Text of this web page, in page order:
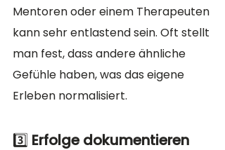
Mentoren oder einem Therapeuten
kann sehr entlastend sein. Oft stellt
man fest, dass andere ähnliche
Gefühle haben, was das eigene
Erleben normalisiert.
3️⃣ Erfolge dokumentieren